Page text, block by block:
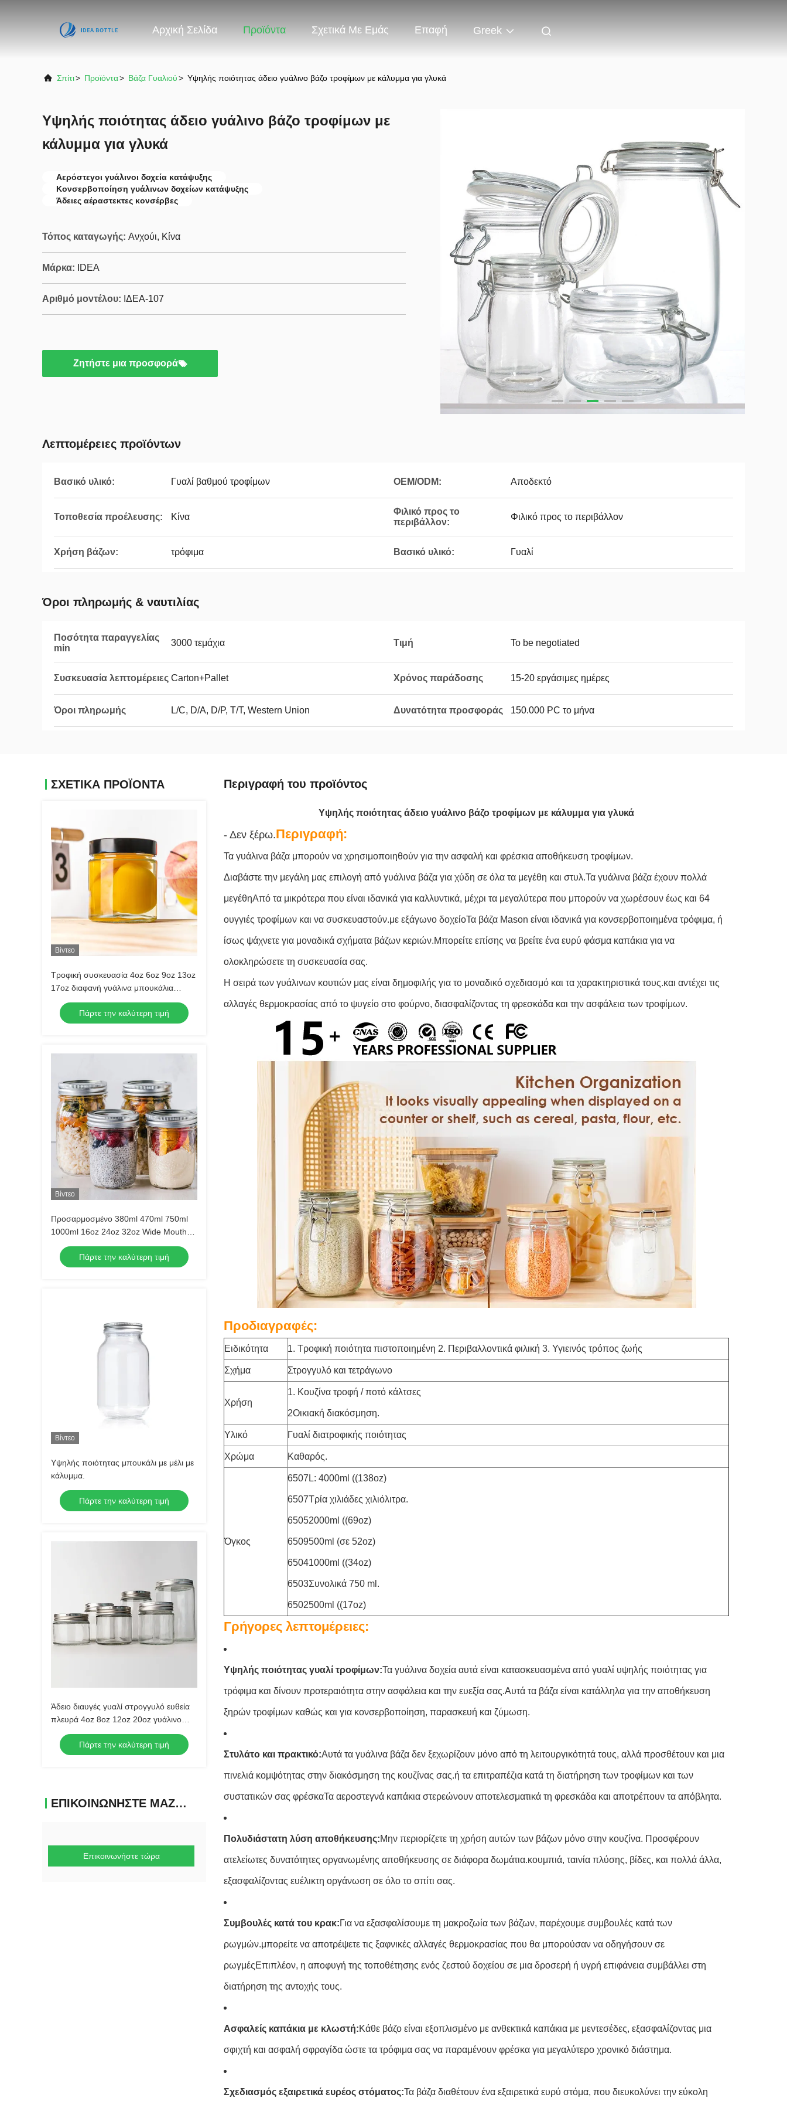
Αρχική Σελίδα Προϊόντα Σχετικά Με Εμάς Επαφή Greek
Σπίτι> Προϊόντα> Βάζα Γυαλιού> Υψηλής ποιότητας άδειο γυάλινο βάζο τροφίμων με κάλυμμα για γλυκά
Υψηλής ποιότητας άδειο γυάλινο βάζο τροφίμων με
κάλυμμα για γλυκά
Αερόστεγοι γυάλινοι δοχεία κατάψυξης
Κονσερβοποίηση γυάλινων δοχείων κατάψυξης
Άδειες αέραστεκτες κονσέρβες
Τόπος καταγωγής: Ανχούι, Κίνα
Μάρκα: IDEA
Αριθμό μοντέλου: ΙΔΕΑ-107
Ζητήστε μια προσφορά
Λεπτομέρειες προϊόντων
Βασικό υλικό: Γυαλί βαθμού τροφίμων OEM/ODM: Αποδεκτό
Τοποθεσία προέλευσης: Κίνα
Φιλικό προς το
περιβάλλον:
Φιλικό προς το περιβάλλον
Χρήση βάζων: τρόφιμα Βασικό υλικό: Γυαλί
Όροι πληρωμής & ναυτιλίας
Ποσότητα παραγγελίας
min
3000 τεμάχια Τιμή To be negotiated
Συσκευασία λεπτομέρειες Carton+Pallet Χρόνος παράδοσης 15-20 εργάσιμες ημέρες
Όροι πληρωμής L/C, D/A, D/P, T/T, Western Union Δυνατότητα προσφοράς 150.000 PC το μήνα
ΣΧΕΤΙΚΑ ΠΡΟΪΟΝΤΑ
Βίντεο
Τροφική συσκευασία 4oz 6oz 9oz 13oz
17oz διαφανή γυάλινα μπουκάλια
καπάκι πλήρες σετ παγωμένο γυάλινο
βάζο με μεταλλικό καπάκι
Πάρτε την καλύτερη τιμή
Βίντεο
Προσαρμοσμένο 380ml 470ml 750ml
1000ml 16oz 24oz 32oz Wide Mouth
Mason Glass Jar με κάλυμμα σε χύδη
Πάρτε την καλύτερη τιμή
Βίντεο
Υψηλής ποιότητας μπουκάλι με μέλι με
κάλυμμα.
Πάρτε την καλύτερη τιμή
Άδειο διαυγές γυαλί στρογγυλό ευθεία
πλευρά 4oz 8oz 12oz 20oz γυάλινο
βάζο δοχείο τροφίμων με βαθύ
μεταλλικό καπάκι
Πάρτε την καλύτερη τιμή
ΕΠΙΚΟΙΝΩΝΉΣΤΕ ΜΑΖΊ ΜΑΣ
Επικοινωνήστε τώρα
Περιγραφή του προϊόντος
Υψηλής ποιότητας άδειο γυάλινο βάζο τροφίμων με κάλυμμα για γλυκά
- Δεν ξέρω.Περιγραφή:
Τα γυάλινα βάζα μπορούν να χρησιμοποιηθούν για την ασφαλή και φρέσκια αποθήκευση τροφίμων.
Διαβάστε την μεγάλη μας επιλογή από γυάλινα βάζα για χύδη σε όλα τα μεγέθη και στυλ.Τα γυάλινα βάζα έχουν πολλά
μεγέθηΑπό τα μικρότερα που είναι ιδανικά για καλλυντικά, μέχρι τα μεγαλύτερα που μπορούν να χωρέσουν έως και 64
ουγγιές τροφίμων και να συσκευαστούν.με εξάγωνο δοχείοΤα βάζα Mason είναι ιδανικά για κονσερβοποιημένα τρόφιμα, ή
ίσως ψάχνετε για μοναδικά σχήματα βάζων κεριών.Μπορείτε επίσης να βρείτε ένα ευρύ φάσμα καπάκια για να
ολοκληρώσετε τη συσκευασία σας.
Η σειρά των γυάλινων κουτιών μας είναι δημοφιλής για το μοναδικό σχεδιασμό και τα χαρακτηριστικά τους.και αντέχει τις
αλλαγές θερμοκρασίας από το ψυγείο στο φούρνο, διασφαλίζοντας τη φρεσκάδα και την ασφάλεια των τροφίμων.
Προδιαγραφές:
Ειδικότητα 1. Τροφική ποιότητα πιστοποιημένη 2. Περιβαλλοντικά φιλική 3. Υγιεινός τρόπος ζωής
Σχήμα Στρογγυλό και τετράγωνο
Χρήση
1. Κουζίνα τροφή / ποτό κάλτσες
2Οικιακή διακόσμηση.
Υλικό Γυαλί διατροφικής ποιότητας
Χρώμα Καθαρός.
Όγκος
6507L: 4000ml ((138oz)
6507Τρία χιλιάδες χιλιόλιτρα.
65052000ml ((69oz)
6509500ml (σε 52oz)
65041000ml ((34oz)
6503Συνολικά 750 ml.
6502500ml ((17oz)
Γρήγορες λεπτομέρειες:
Υψηλής ποιότητας γυαλί τροφίμων:Τα γυάλινα δοχεία αυτά είναι κατασκευασμένα από γυαλί υψηλής ποιότητας για
τρόφιμα και δίνουν προτεραιότητα στην ασφάλεια και την ευεξία σας.Αυτά τα βάζα είναι κατάλληλα για την αποθήκευση
ξηρών τροφίμων καθώς και για κονσερβοποίηση, παρασκευή και ζύμωση.
Στυλάτο και πρακτικό:Αυτά τα γυάλινα βάζα δεν ξεχωρίζουν μόνο από τη λειτουργικότητά τους, αλλά προσθέτουν και μια
πινελιά κομψότητας στην διακόσμηση της κουζίνας σας.ή τα επιτραπέζια κατά τη διατήρηση των τροφίμων και των
συστατικών σας φρέσκαΤα αεροστεγνά καπάκια στερεώνουν αποτελεσματικά τη φρεσκάδα και αποτρέπουν τα απόβλητα.
Πολυδιάστατη λύση αποθήκευσης:Μην περιορίζετε τη χρήση αυτών των βάζων μόνο στην κουζίνα. Προσφέρουν
ατελείωτες δυνατότητες οργανωμένης αποθήκευσης σε διάφορα δωμάτια.κουμπιά, ταινία πλύσης, βίδες, και πολλά άλλα,
εξασφαλίζοντας ευέλικτη οργάνωση σε όλο το σπίτι σας.
Συμβουλές κατά του κρακ:Για να εξασφαλίσουμε τη μακροζωία των βάζων, παρέχουμε συμβουλές κατά των
ρωγμών.μπορείτε να αποτρέψετε τις ξαφνικές αλλαγές θερμοκρασίας που θα μπορούσαν να οδηγήσουν σε
ρωγμέςΕπιπλέον, η αποφυγή της τοποθέτησης ενός ζεστού δοχείου σε μια δροσερή ή υγρή επιφάνεια συμβάλλει στη
διατήρηση της αντοχής τους.
Ασφαλείς καπάκια με κλωστή:Κάθε βάζο είναι εξοπλισμένο με ανθεκτικά καπάκια με μεντεσέδες, εξασφαλίζοντας μια
σφιχτή και ασφαλή σφραγίδα ώστε τα τρόφιμα σας να παραμένουν φρέσκα για μεγαλύτερο χρονικό διάστημα.
Σχεδιασμός εξαιρετικά ευρέος στόματος:Τα βάζα διαθέτουν ένα εξαιρετικά ευρύ στόμα, που διευκολύνει την εύκολη